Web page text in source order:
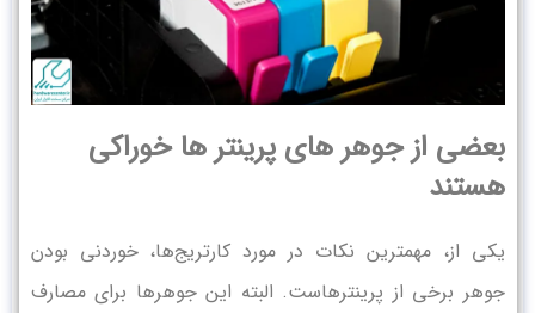
بعضی از جوهر های پرینتر ها خوراکی
هستند
یکی از، مهمترین نکات در مورد کارتریج‌ها، خوردنی بودن
جوهر برخی از پرینترهاست. البته این جوهرها برای مصارف